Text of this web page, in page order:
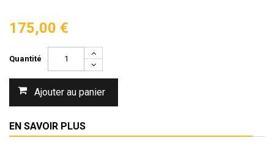
175,00 €
Quantité
Ajouter au panier
EN SAVOIR PLUS